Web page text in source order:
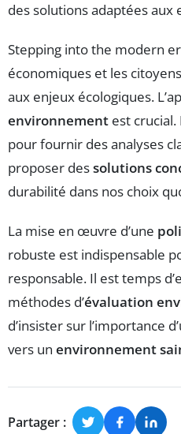
des solutions adaptées aux
Stepping into the modern
économiques et les
aux enjeux écologiques.
environnement est
pour fournir des analyses
proposer dessolutions
durabilité dans nos choix
La mise en œuvre d’une
robuste est indispensable
responsable. Il est temps
méthodes d’évaluation
d’insister sur l’importance
vers un environnement
Partager :